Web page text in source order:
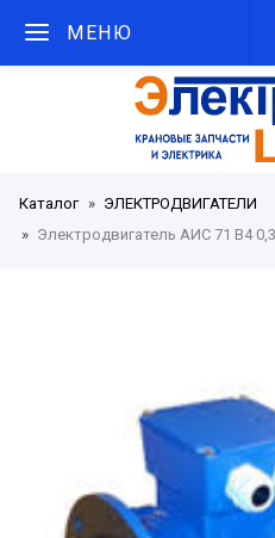
МЕНЮ
Каталог
ЭЛЕКТРОДВИГАТЕЛИ
Электродвигатель АИС 71 В4